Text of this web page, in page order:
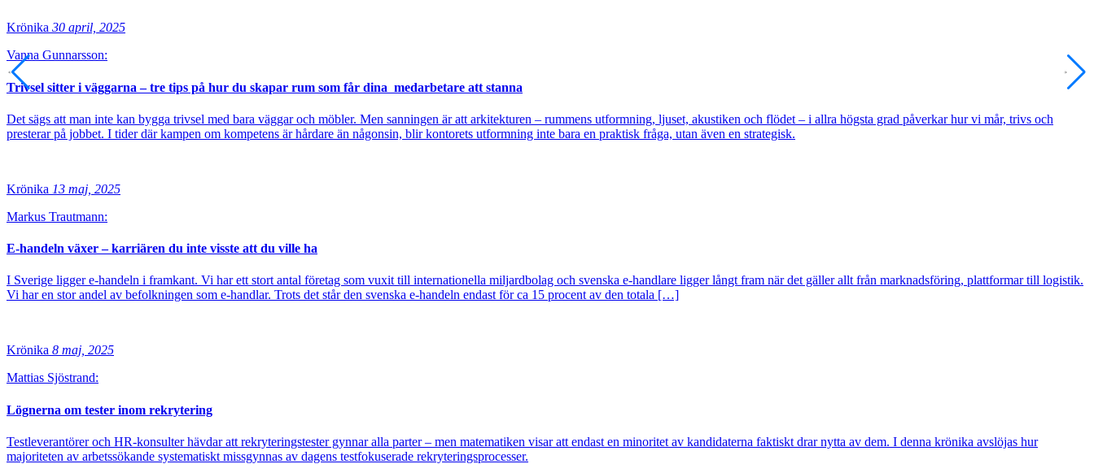
Krönika 30 april, 2025
Vanna Gunnarsson:
Trivsel sitter i väggarna – tre tips på hur du skapar rum som får dina medarbetare att stanna
Det sägs att man inte kan bygga trivsel med bara väggar och möbler. Men sanningen är att arkitekturen – rummens utformning, ljuset, akustiken och flödet – i allra högsta grad påverkar hur vi mår, trivs och
presterar på jobbet. I tider där kampen om kompetens är hårdare än någonsin, blir kontorets utformning inte bara en praktisk fråga, utan även en strategisk.
Krönika 13 maj, 2025
Markus Trautmann:
E-handeln växer – karriären du inte visste att du ville ha
I Sverige ligger e-handeln i framkant. Vi har ett stort antal företag som vuxit till internationella miljardbolag och svenska e-handlare ligger långt fram när det gäller allt från marknadsföring, plattformar till logistik.
Vi har en stor andel av befolkningen som e-handlar. Trots det står den svenska e-handeln endast för ca 15 procent av den totala […]
Krönika 8 maj, 2025
Mattias Sjöstrand:
Lögnerna om tester inom rekrytering
Testleverantörer och HR-konsulter hävdar att rekryteringstester gynnar alla parter – men matematiken visar att endast en minoritet av kandidaterna faktiskt drar nytta av dem. I denna krönika avslöjas hur
majoriteten av arbetssökande systematiskt missgynnas av dagens testfokuserade rekryteringsprocesser.